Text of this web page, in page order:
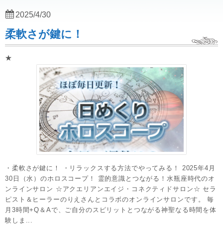
柔軟さが鍵に！
★
・柔軟さが鍵に！ ・リラックスする方法でやってみる！ 2025年4月
30日（水）のホロスコープ！ 霊的意識とつながる！水瓶座時代のオ
ンラインサロン ☆アクエリアンエイジ・コネクティドサロン☆ セラ
ピスト＆ヒーラーのりえさんとコラボのオンラインサロンです。 毎
月3時間+Q＆Aで、ご自分のスピリットとつながる神聖なる時間を体
験しま...
2025/4/30